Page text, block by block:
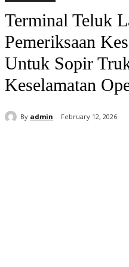
Terminal Teluk
Pemeriksaan
Untuk Sopir
Keselamatan
By admin February 12, 2026